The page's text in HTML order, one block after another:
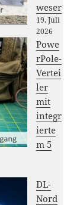
weser
19. Juli
2026
Powe
rPole-
Vertei
ler
mit
integr
ierte
m 5
DL-
Nord